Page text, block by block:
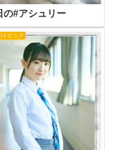
の#アシュリー
トピック